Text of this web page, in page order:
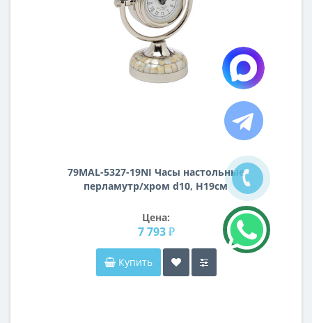
79MAL-5327-19NI Часы настольные
перламутр/хром d10, H19см
Цена:
7 793 ₽
Купить